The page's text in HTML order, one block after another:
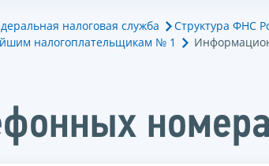
налоговая служба Структура ФНС
налогоплательщикам № 1